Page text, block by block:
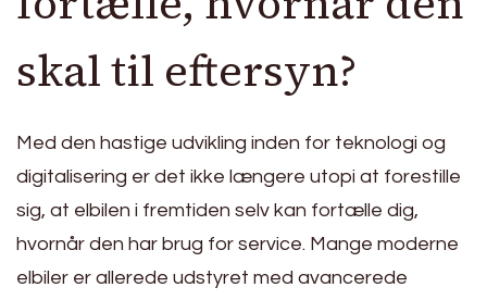
skal til eftersyn?
Med den hastige udvikling inden for teknologi og
digitalisering er det ikke længere utopi at forestille
sig, at elbilen i fremtiden selv kan fortælle dig,
hvornår den har brug for service. Mange moderne
elbiler er allerede udstyret med avancerede